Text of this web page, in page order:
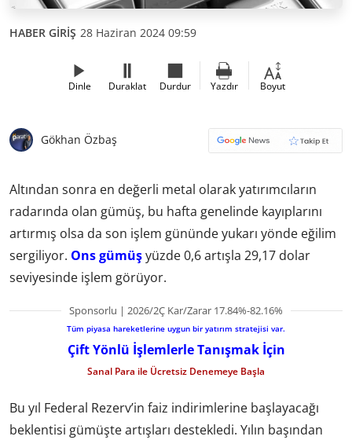
HABER GİRİŞ 28 Haziran 2024 09:59
Dinle Duraklat Durdur Yazdır Boyut
Gökhan Özbaş
Altından sonra en değerli metal olarak yatırımcıların
radarında olan gümüş, bu hafta genelinde kayıplarını
artırmış olsa da son işlem gününde yukarı yönde eğilim
sergiliyor. Ons gümüşyüzde 0,6 artışla 29,17 dolar
seviyesinde işlem görüyor.
Sponsorlu | 2026/2Ç Kar/Zarar 17.84%-82.16%
Tüm piyasa hareketlerine uygun bir yatırım stratejisi var.
Çift Yönlü İşlemlerle Tanışmak İçin
Sanal Para ile Ücretsiz Denemeye Başla
Bu yıl Federal Rezerv’in faiz indirimlerine başlayacağı
beklentisi gümüşte artışları destekledi. Yılın başından